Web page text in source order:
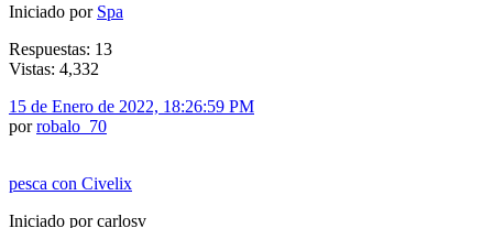
Iniciado por Spa
Respuestas: 13
Vistas: 4,332
15 de Enero de 2022, 18:26:59 PM
porrobalo_70
pesca con Civelix
Iniciado por carlosv